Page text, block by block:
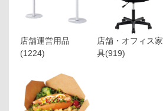
店舗運営用品
(1224)
店舗・オフィス家
具(919)